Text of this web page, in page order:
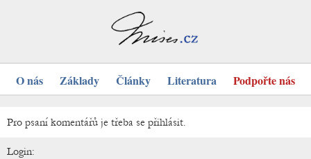
O nás Základy Články Literatura Podpořte nás
Pro psaní komentářů je třeba se přihlásit.
Login: